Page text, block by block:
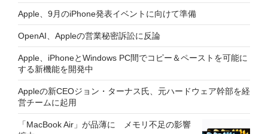
Apple、9月のiPhone発表イベントに向けて準備
OpenAI、Appleの営業秘密訴訟に反論
Apple、iPhoneとWindows PC間でコピー＆ペーストを可能に
する新機能を開発中
Appleの新CEOジョン・ターナス氏、元ハードウェア幹部を経
営チームに起用
「MacBook Air」が品薄に メモリ不足の影響